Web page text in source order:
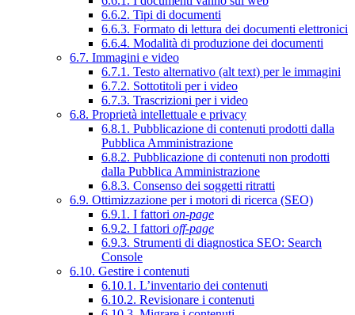
6.6.2. Tipi di documenti
6.6.3. Formato di lettura dei documenti elettronici
6.6.4. Modalità di produzione dei documenti
6.7. Immagini e video
6.7.1. Testo alternativo (alt text) per le immagini
6.7.2. Sottotitoli per i video
6.7.3. Trascrizioni per i video
6.8. Proprietà intellettuale e privacy
6.8.1. Pubblicazione di contenuti prodotti dalla
Pubblica Amministrazione
6.8.2. Pubblicazione di contenuti non prodotti
dalla Pubblica Amministrazione
6.8.3. Consenso dei soggetti ritratti
6.9. Ottimizzazione per i motori di ricerca (SEO)
6.9.1. I fattori on-page
6.9.2. I fattori off-page
6.9.3. Strumenti di diagnostica SEO: Search
Console
6.10. Gestire i contenuti
6.10.1. L’inventario dei contenuti
6.10.2. Revisionare i contenuti